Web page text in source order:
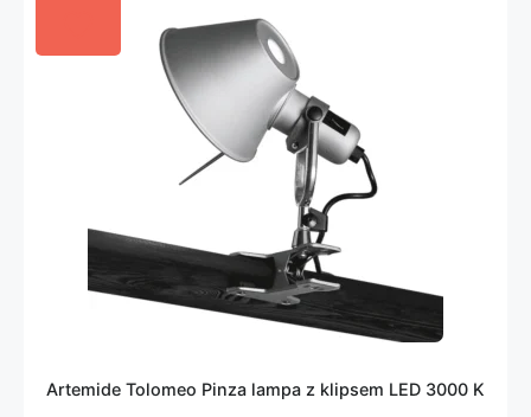
Artemide Tolomeo Pinza lampa z klipsem LED 3000 K